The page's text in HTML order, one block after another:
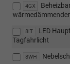
4GX
8IT
LED
Tagfahrlicht
8WH